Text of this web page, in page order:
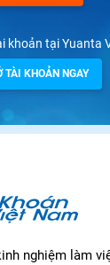
khoản tại Yuanta
TÀI KHOẢN NGAY
nghiệm làm